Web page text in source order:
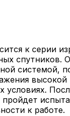
к серии
спутников.
системой,
высокой
условиях.
пройдет
к работе.